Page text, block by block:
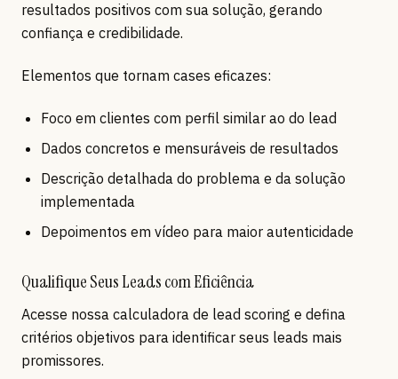
resultados positivos com sua solução, gerando
confiança e credibilidade.
Elementos que tornam cases eficazes:
Foco em clientes com perfil similar ao do lead
Dados concretos e mensuráveis de resultados
Descrição detalhada do problema e da solução
implementada
Depoimentos em vídeo para maior autenticidade
Qualifique Seus Leads com Eficiência
Acesse nossa calculadora de lead scoring e defina
critérios objetivos para identificar seus leads mais
promissores.